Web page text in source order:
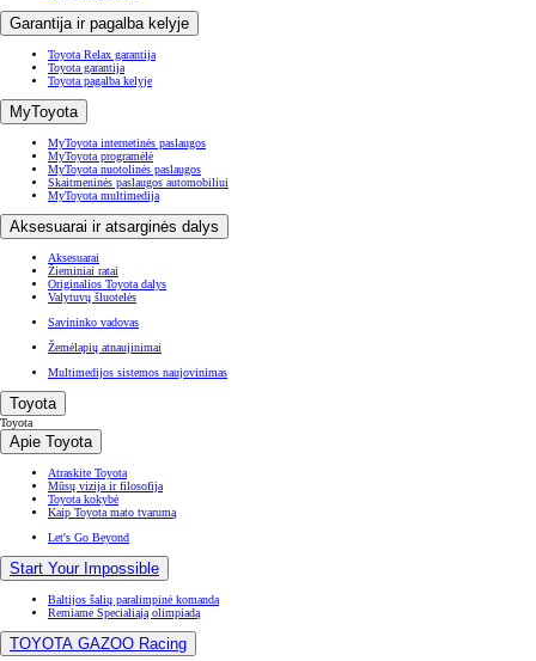
Garantija ir pagalba kelyje
Toyota Relax garantija
Toyota garantija
Toyota pagalba kelyje
MyToyota
MyToyota internetinės paslaugos
MyToyota programėlė
MyToyota nuotolinės paslaugos
Skaitmeninės paslaugos automobiliui
MyToyota multimedija
Aksesuarai ir atsarginės dalys
Aksesuarai
Žieminiai ratai
Originalios Toyota dalys
Valytuvų šluotelės
Savininko vadovas
Žemėlapių atnaujinimai
Multimedijos sistemos naujovinimas
Toyota
Toyota
Apie Toyota
Atraskite Toyota
Mūsų vizija ir filosofija
Toyota kokybė
Kaip Toyota mato tvarumą
Let's Go Beyond
Start Your Impossible
Baltijos šalių paralimpinė komanda
Remiame Specialiąją olimpiadą
TOYOTA GAZOO Racing